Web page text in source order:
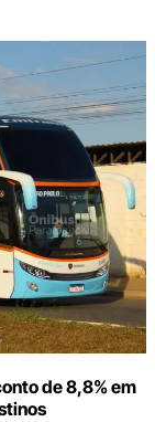
de 8,8% em